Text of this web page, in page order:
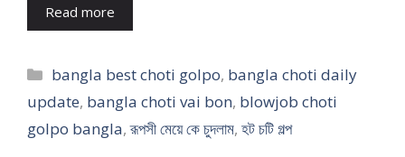
Read more
Categories
bangla best choti golpo, bangla choti daily
update, bangla choti vai bon, blowjob choti
golpo bangla,রূপসী মেয়ে কে চুদলাম, হট চটি গল্প